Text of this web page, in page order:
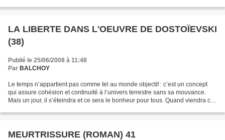
LA LIBERTE DANS L'OEUVRE DE DOSTOÏEVSKI
(38)
Publié le 25/06/2008 à 11:48
Par BALCHOY
Le temps n’appartient pas comme tel au monde objectif : c’est un concept
qui assure cohésion et continuité à l’univers terrestre sans sa mouvance.
Mais un jour, il s’éteindra et ce sera le bonheur pour tous. Quand viendra ce
MEURTRISSURE (ROMAN) 41